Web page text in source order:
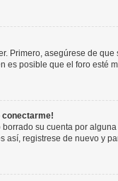
Primero, asegúrese de
es posible que el foro
conectarme!
su cuenta por
así, registrese de nuevo y